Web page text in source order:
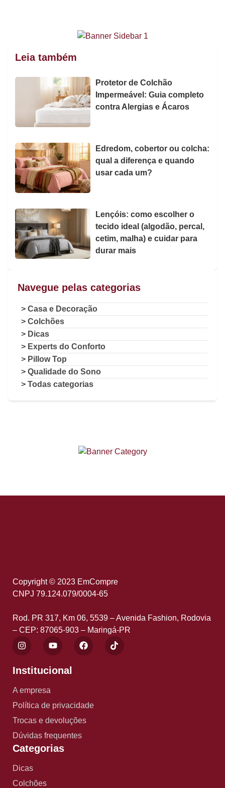
Leia também
Protetor de Colchão
Impermeável: Guia completo
contra Alergias e Ácaros
Edredom, cobertor ou colcha:
qual a diferença e quando
usar cada um?
Lençóis: como escolher o
tecido ideal (algodão, percal,
cetim, malha) e cuidar para
durar mais
Navegue pelas categorias
Casa e Decoração
Colchões
Dicas
Experts do Conforto
Pillow Top
Qualidade do Sono
Todas categorias
Copyright © 2023 EmCompre
CNPJ 79.124.079/0004-65
Rod. PR 317, Km 06, 5539 – Avenida Fashion, Rodovia
– CEP: 87065-903 – Maringá-PR
Institucional
A empresa
Política de privacidade
Trocas e devoluções
Dúvidas frequentes
Categorias
Dicas
Colchões